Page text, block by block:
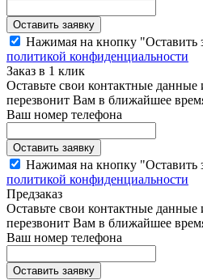
Нажимая на кнопку "Оставить
политикой конфиденциальности
Заказ в 1 клик
Оставьте свои контактные
перезвонит Вам в ближайшее
Ваш номер телефона
Нажимая на кнопку "Оставить
политикой конфиденциальности
Предзаказ
Оставьте свои контактные
перезвонит Вам в ближайшее
Ваш номер телефона